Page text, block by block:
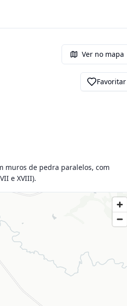
Ver no mapa
Favoritar
muros de pedra paralelos, com
e XVIII).